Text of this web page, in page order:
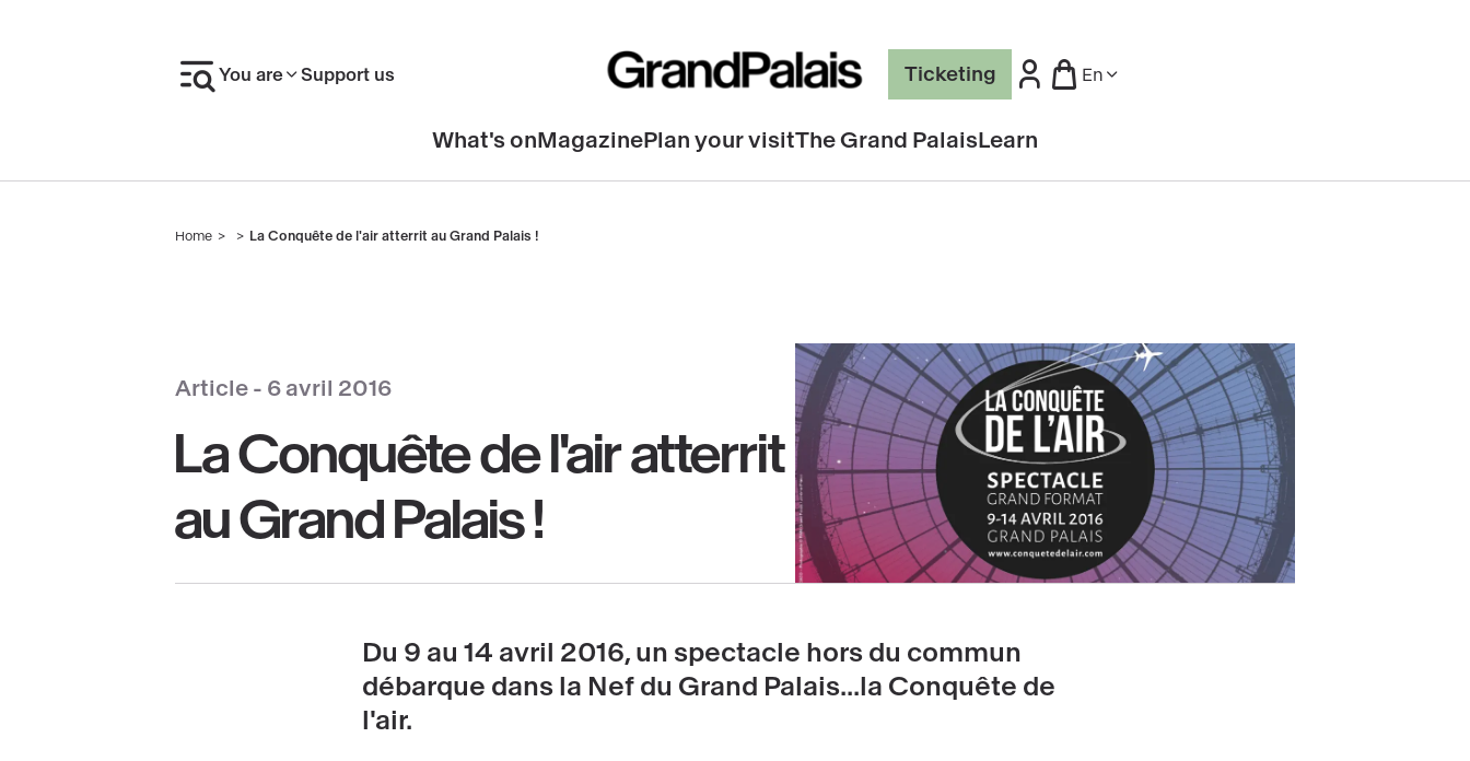
You are Support us Ticketing En
What's on MagazinePlan your visitThe Grand PalaisLearn
Breadcrumb
Home La Conquête de l'air atterrit au Grand Palais !
Article - 6 avril 2016
La Conquête de l'air atterrit
au Grand Palais !
Du 9 au 14 avril 2016, un spectacle hors du commun
débarque dans la Nef du Grand Palais...la Conquête de
l'air.